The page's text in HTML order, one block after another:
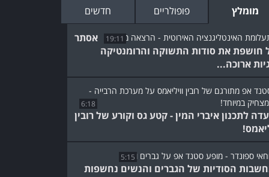
מומלץ פופולריים חדשים
19:11
אסתר
חושפת את סודות התשוקה והרומנטיקה
ארוכה...
6:18
לתכנון איברי המין - קטע גס וקורע של רובין
5:15
הסודיות של הגברים והנשים נחשפות